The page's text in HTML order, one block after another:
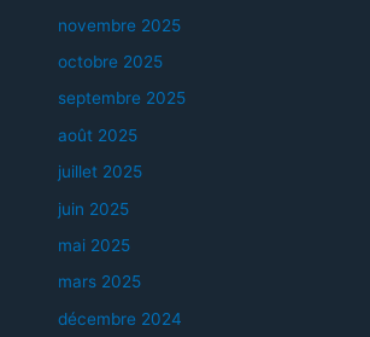
novembre 2025
octobre 2025
septembre 2025
août 2025
juillet 2025
juin 2025
mai 2025
mars 2025
décembre 2024